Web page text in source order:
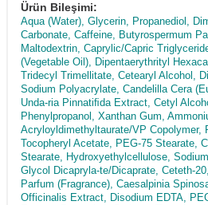
Ürün Bileşimi:
Aqua (Water), Glycerin, Propanediol,
Carbonate, Caffeine, Butyrospermum
Maltodextrin, Caprylic/Capric
(Vegetable Oil), Dipentaerythrityl
Tridecyl Trimellitate, Cetearyl Alcohol,
Sodium Polyacrylate, Candelilla Cera
Unda-ria Pinnatiﬁda Extract, Cetyl
Phenylpropanol, Xanthan Gum,
Acryloyldimethyltaurate/VP Copolymer,
Tocopheryl Acetate, PEG-75 Stearate,
Stearate, Hydroxyethylcellulose,
Glycol Dicapryla-te/Dicaprate, Ceteth-
Parfum (Fragrance), Caesalpinia
Officinalis Extract, Disodium EDTA,